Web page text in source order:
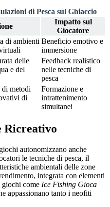
di Pesca sul Ghiaccio
Impatto sul
Giocatore
di ambienti Beneficio emotivo e
immersione
delle
e del
Feedback realistico
nelle tecniche di
pesca
di metodi
di
Formazione e
intrattenimento
simultanei
Ricreativo
autonomizzano anche
le tecniche di pesca, il
ambientali delle zone
integrata con elementi
giochi come Ice Fishing Gioca
appassionano tanto i neofiti